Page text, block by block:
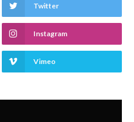
Twitter
Instagram
Vimeo